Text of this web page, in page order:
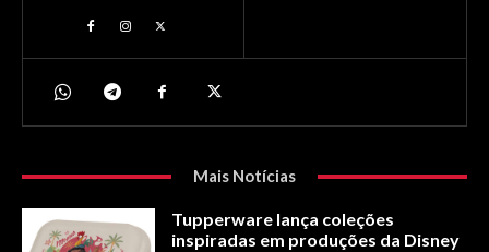
Mais Notícias
Tupperware lança coleções
inspiradas em produções da Disney